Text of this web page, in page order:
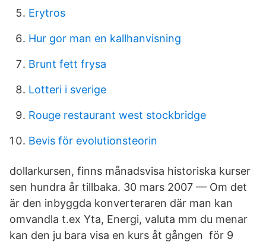
Erytros
Hur gor man en kallhanvisning
Brunt fett frysa
Lotteri i sverige
Rouge restaurant west stockbridge
Bevis för evolutionsteorin
dollarkursen, finns månadsvisa historiska kurser
sen hundra år tillbaka. 30 mars 2007 — Om det
är den inbyggda konverteraren där man kan
omvandla t.ex Yta, Energi, valuta mm du menar
kan den ju bara visa en kurs åt gången för 9